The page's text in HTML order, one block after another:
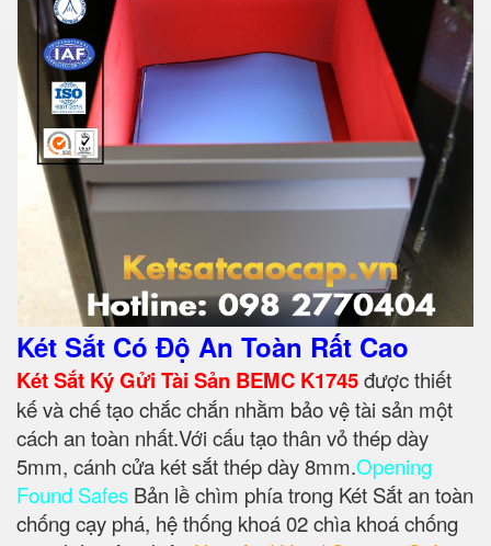
Két Sắt Có Độ An Toàn Rất Cao
Két Sắt Ký Gửi Tài Sản BEMC K1745được thiết
kế và chế tạo chắc chắn nhằm bảo vệ tài sản một
cách an toàn nhất.Với cấu tạo thân vỏ thép dày
5mm, cánh cửa két sắt thép dày 8mm.Opening
Found Safes Bản lề chìm phía trong Két Sắt an toàn
chống cạy phá, hệ thống khoá 02 chìa khoá chống